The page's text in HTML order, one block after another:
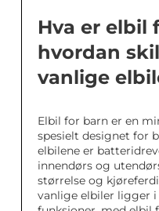
Hva er elbil
hvordan
vanlige
Elbil for barn er en
spesielt designet for
elbilene er
innendørs og
størrelse og
vanlige elbiler ligger